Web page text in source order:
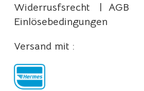
Widerrusfsrecht | AGB
Einlösebedingungen
Versand mit :